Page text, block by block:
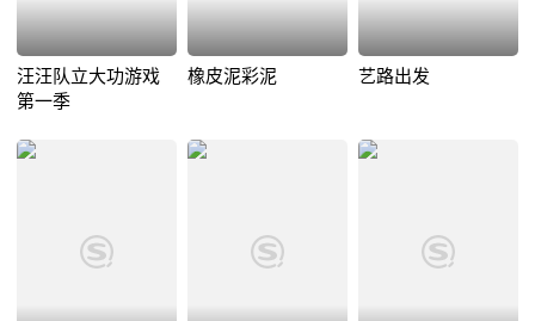
汪汪队立大功游戏
第一季
橡皮泥彩泥 艺路出发